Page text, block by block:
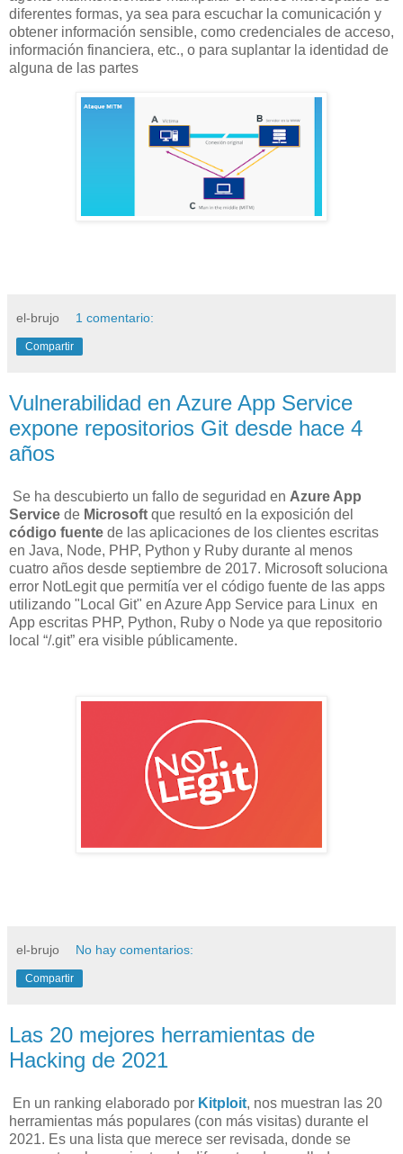
diferentes formas, ya sea para escuchar la comunicación y
obtener información sensible, como credenciales de acceso,
información financiera, etc., o para suplantar la identidad de
alguna de las partes
el-brujo 1 comentario:
Compartir
Vulnerabilidad en Azure App Service
expone repositorios Git desde hace 4
años
Se ha descubierto un fallo de seguridad en Azure App
Service de Microsoft que resultó en la exposición del
código fuente de las aplicaciones de los clientes escritas
en Java, Node, PHP, Python y Ruby durante al menos
cuatro años desde septiembre de 2017. Microsoft soluciona
error NotLegit que permitía ver el código fuente de las apps
utilizando "Local Git" en Azure App Service para Linux en
App escritas PHP, Python, Ruby o Node ya que repositorio
local “/.git” era visible públicamente.
el-brujo No hay comentarios:
Compartir
Las 20 mejores herramientas de
Hacking de 2021
En un ranking elaborado por Kitploit, nos muestran las 20
herramientas más populares (con más visitas) durante el
2021. Es una lista que merece ser revisada, donde se